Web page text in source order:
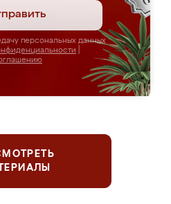
персональных данных